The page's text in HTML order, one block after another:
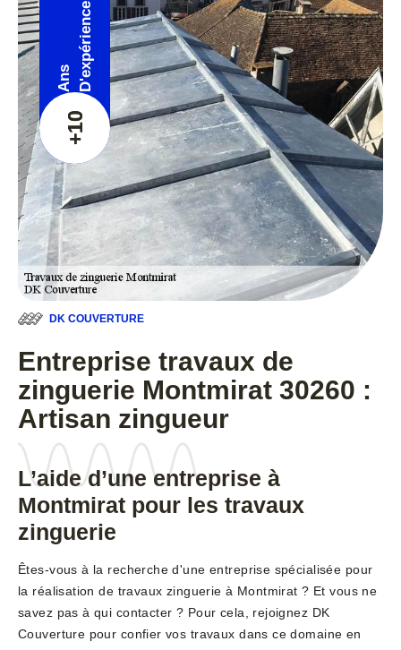
+10
Ans D'expérience
DK COUVERTURE
Entreprise travaux de
zinguerie Montmirat 30260 :
Artisan zingueur
L’aide d’une entreprise à
Montmirat pour les travaux
zinguerie
Êtes-vous à la recherche d'une entreprise spécialisée pour
la réalisation de travaux zinguerie à Montmirat ? Et vous ne
savez pas à qui contacter ? Pour cela, rejoignez DK
Couverture pour confier vos travaux dans ce domaine en